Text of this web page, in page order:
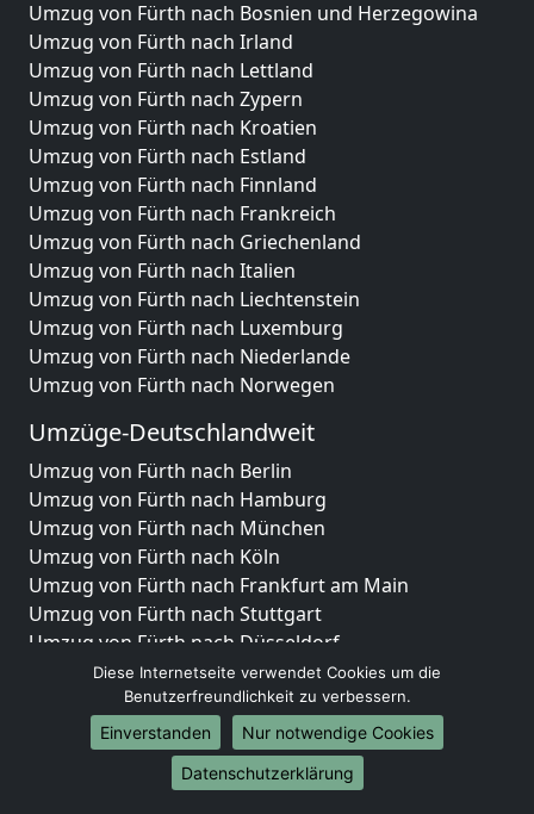
Umzug von Fürth nach Bosnien und Herzegowina
Umzug von Fürth nach Irland
Umzug von Fürth nach Lettland
Umzug von Fürth nach Zypern
Umzug von Fürth nach Kroatien
Umzug von Fürth nach Estland
Umzug von Fürth nach Finnland
Umzug von Fürth nach Frankreich
Umzug von Fürth nach Griechenland
Umzug von Fürth nach Italien
Umzug von Fürth nach Liechtenstein
Umzug von Fürth nach Luxemburg
Umzug von Fürth nach Niederlande
Umzug von Fürth nach Norwegen
Umzüge-Deutschlandweit
Umzug von Fürth nach Berlin
Umzug von Fürth nach Hamburg
Umzug von Fürth nach München
Umzug von Fürth nach Köln
Umzug von Fürth nach Frankfurt am Main
Umzug von Fürth nach Stuttgart
Umzug von Fürth nach Düsseldorf
Umzug von Fürth nach Leipzig
Umzug von Fürth nach Dortmund
Umzug von Fürth nach Essen
Umzug von Fürth nach Bremen
Umzug von Fürth nach Dresden
Diese Internetseite verwendet Cookies um die
Benutzerfreundlichkeit zu verbessern.
Einverstanden
Nur notwendige Cookies
Datenschutzerklärung